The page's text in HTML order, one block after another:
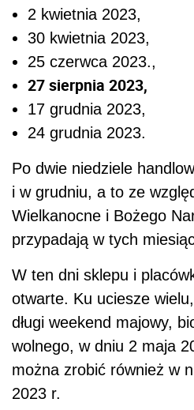
2 kwietnia 2023,
30 kwietnia 2023,
25 czerwca 2023.,
27 sierpnia 2023,
17 grudnia 2023,
24 grudnia 2023.
Po dwie niedziele
i w grudniu, a to ze
Wielkanocne i Bożego
przypadają w tych
W ten dni sklepu i
otwarte. Ku uciesze
długi weekend majowy,
wolnego, w dniu 2 maja
można zrobić również w
2023 r.